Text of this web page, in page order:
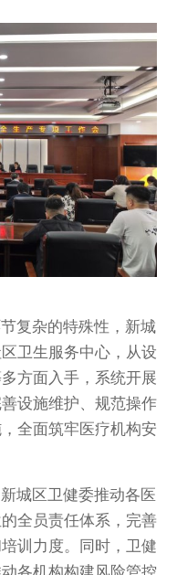
复杂的特殊性，新城
卫生服务中心，从设
方面入手，系统开展
设施维护、规范操作
全面筑牢医疗机构安
城区卫健委推动各医
全员责任体系，完善
训力度。同时，卫健